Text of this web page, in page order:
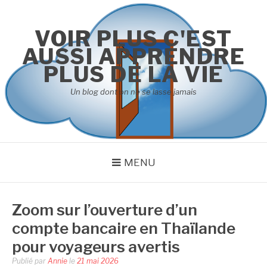
VOIR PLUS C'EST
AUSSI APPRENDRE
PLUS DE LA VIE
Un blog dont on ne se lasse jamais
MENU
Zoom sur l’ouverture d’un
compte bancaire en Thaïlande
pour voyageurs avertis
Publié par Annie le 21 mai 2026